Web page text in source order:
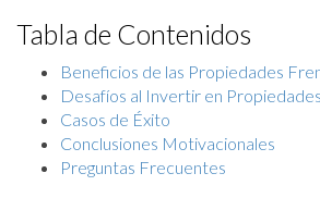
Tabla de Contenidos
Beneficios de las Propiedades
Desafíos al Invertir en
Casos de Éxito
Conclusiones Motivacionales
Preguntas Frecuentes